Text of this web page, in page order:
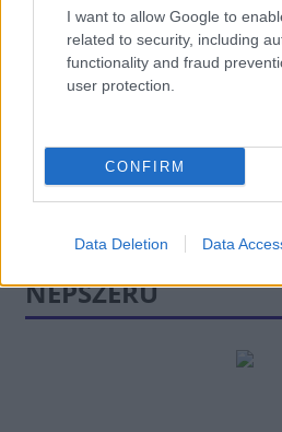
I want to allow Google to
related to security, including
functionality and fraud
user protection.
CONFIRM
Data Deletion Data
Kíméletlenül
Kijev rakétázása miatt
HÍREK 12 órája
NÉPSZERŰ